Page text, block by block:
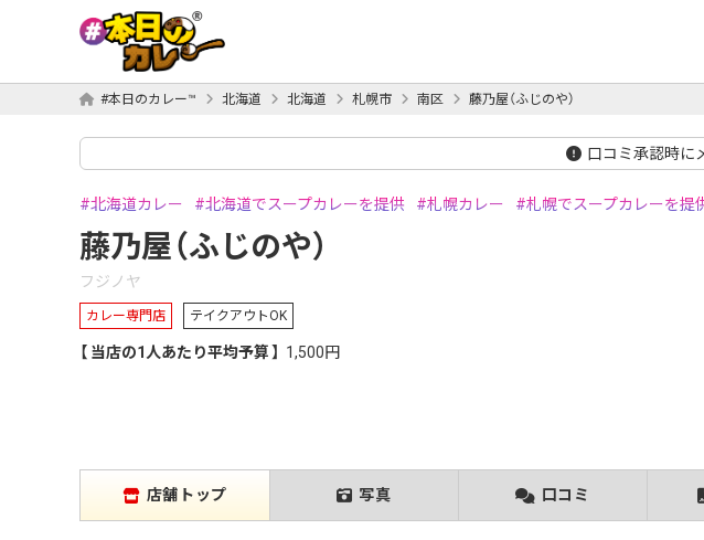
#本日のカレー™ 北海道 北海道 札幌市 南区 藤乃屋（ふじのや）
口コミ承認時に
北海道カレー 北海道でスープカレーを提供 札幌カレー 札幌でスープカレーを提
藤乃屋（ふじのや）
フジノヤ
カレー専門店 テイクアウトOK
当店の1人あたり平均予算 1,500円
店舗トップ 写真 口コミ